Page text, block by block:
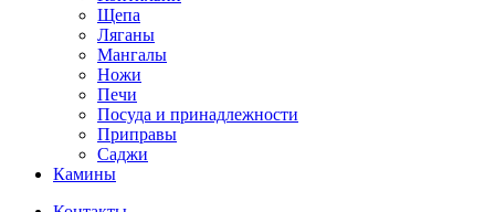
Щепа
Ляганы
Мангалы
Ножи
Печи
Посуда и принадлежности
Приправы
Саджи
Камины